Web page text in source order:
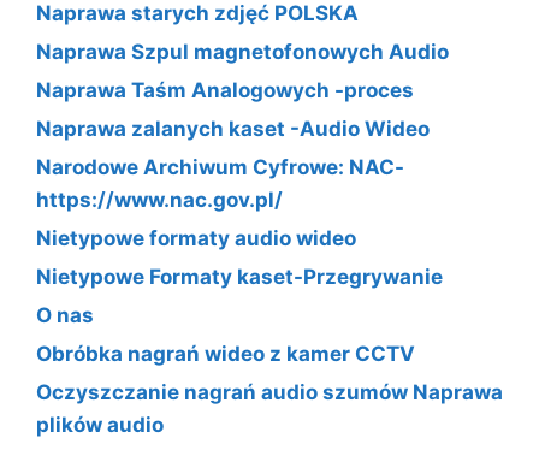
Naprawa starych zdjęć POLSKA
Naprawa Szpul magnetofonowych Audio
Naprawa Taśm Analogowych -proces
Naprawa zalanych kaset -Audio Wideo
Narodowe Archiwum Cyfrowe: NAC-
https://www.nac.gov.pl/
Nietypowe formaty audio wideo
Nietypowe Formaty kaset-Przegrywanie
O nas
Obróbka nagrań wideo z kamer CCTV
Oczyszczanie nagrań audio szumów Naprawa
plików audio